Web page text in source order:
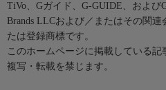
TiVo、Gガイド、G-GUIDE、および
Brands LLCおよび／またはその関
たは登録商標です。
このホームページに掲載している
複写・転載を禁じます。